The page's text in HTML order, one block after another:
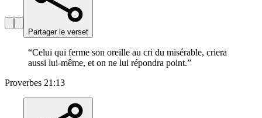
Partager le verset
“Celui qui ferme son oreille au cri du misérable, criera
aussi lui-même, et on ne lui répondra point.”
Proverbes 21:13